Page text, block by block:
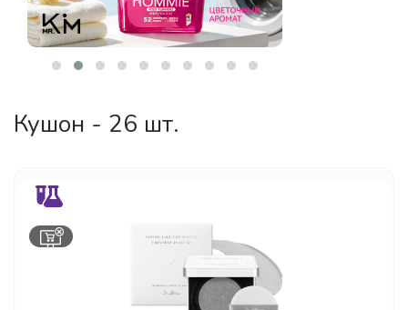
Кушон - 26 шт.